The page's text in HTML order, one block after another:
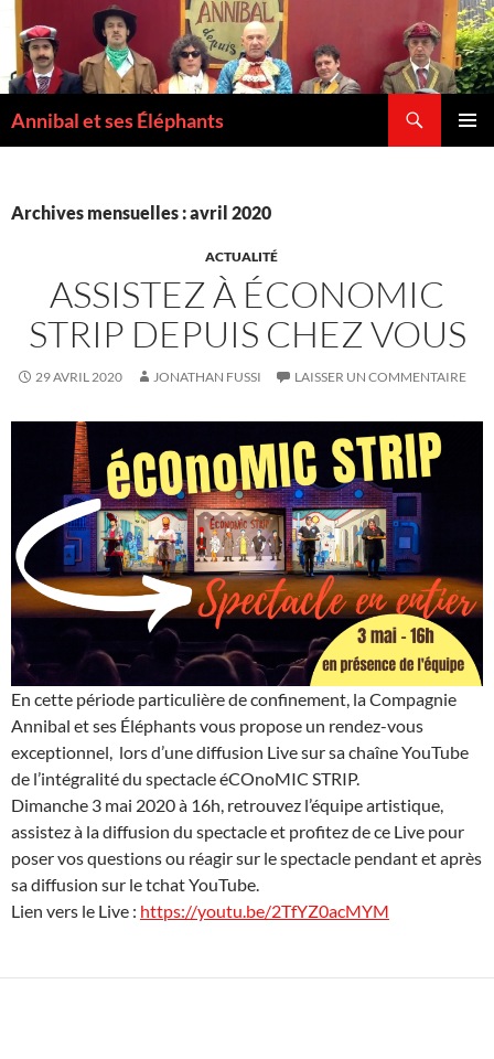
Annibal et ses Éléphants
Archives mensuelles : avril 2020
ACTUALITÉ
ASSISTEZ À ÉCONOMIC
STRIP DEPUIS CHEZ VOUS
29 AVRIL 2020 JONATHAN FUSSI LAISSER UN COMMENTAIRE
En cette période particulière de confinement, la Compagnie
Annibal et ses Éléphants vous propose un rendez-vous
exceptionnel, lors d’une diffusion Live sur sa chaîne YouTube
de l’intégralité du spectacle éCOnoMIC STRIP.
Dimanche 3 mai 2020 à 16h, retrouvez l’équipe artistique,
assistez à la diffusion du spectacle et profitez de ce Live pour
poser vos questions ou réagir sur le spectacle pendant et après
sa diffusion sur le tchat YouTube.
Lien vers le Live : https://youtu.be/2TfYZ0acMYM